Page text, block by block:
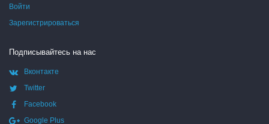
Войти
Зарегистрироваться
Подписывайтесь на нас
Вконтакте
Twitter
Facebook
Google Plus